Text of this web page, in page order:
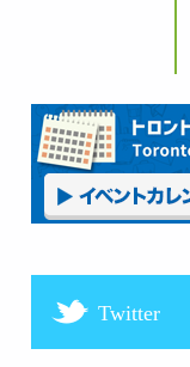
Twitter